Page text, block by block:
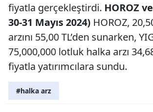
fiyatla gerçekleştirdi. HOROZ
30-31 Mayıs 2024) HOROZ,
arzını 55,00 TL’den sunarken,
75,000,000 lotluk halka arzı
fiyatla yatırımcılara sundu.
#halka arz